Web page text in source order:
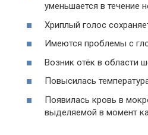
уменьшается в течение
Хриплый голос
Имеются проблемы с
Возник отёк в области
Повысилась
Появилась кровь в
выделяемой в момент